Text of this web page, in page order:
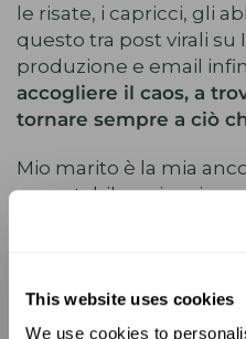
This website uses cookies
We use cookies to
le risate, i capricci, gli
questo tra post virali
produzione e email
accogliere il caos, a
tornare sempre a ciò
Mio marito è la mia
casa stabile e si
prenda mai il
Vivienne mi somiglia